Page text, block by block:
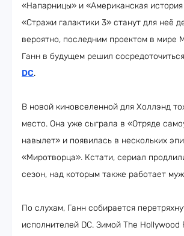
«Напарницы» и «Американская
«Стражи галактики 3» станут для неё
вероятно, последним проектом в мире
Ганн в будущем решил сосредоточиться
DC.
В новой киновселенной для Холлэнд
место. Она уже сыграла в «Отряде
навылет» и появилась в нескольких
«Миротворца». Кстати, сериал
сезон, над которым также работает
По слухам, Ганн собирается
исполнителей DC. Зимой The Hollywood